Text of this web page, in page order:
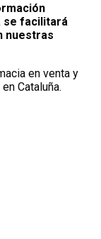
se facilitará
nuestras
en venta y
Cataluña.